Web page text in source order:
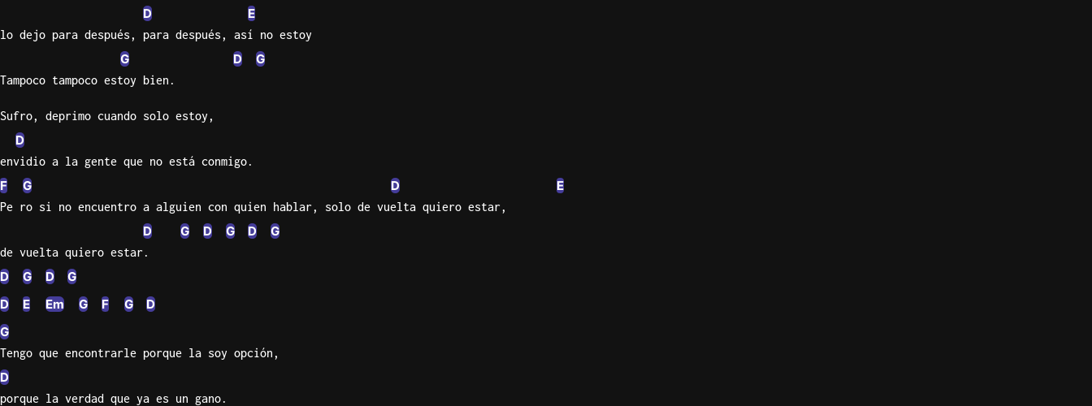
D E
lo dejo para después, para después, así no estoy
G D G
Tampoco tampoco estoy bien.
Sufro, deprimo cuando solo estoy,
D
envidio a la gente que no está conmigo.
F G D E
Pe ro si no encuentro a alguien con quien hablar, solo de vuelta quiero estar,
D G D G D G
de vuelta quiero estar.
D G D
G
D
E Em G F G
D
G
Tengo que encontrarle porque la soy opción,
D
porque la verdad que ya es un gano.